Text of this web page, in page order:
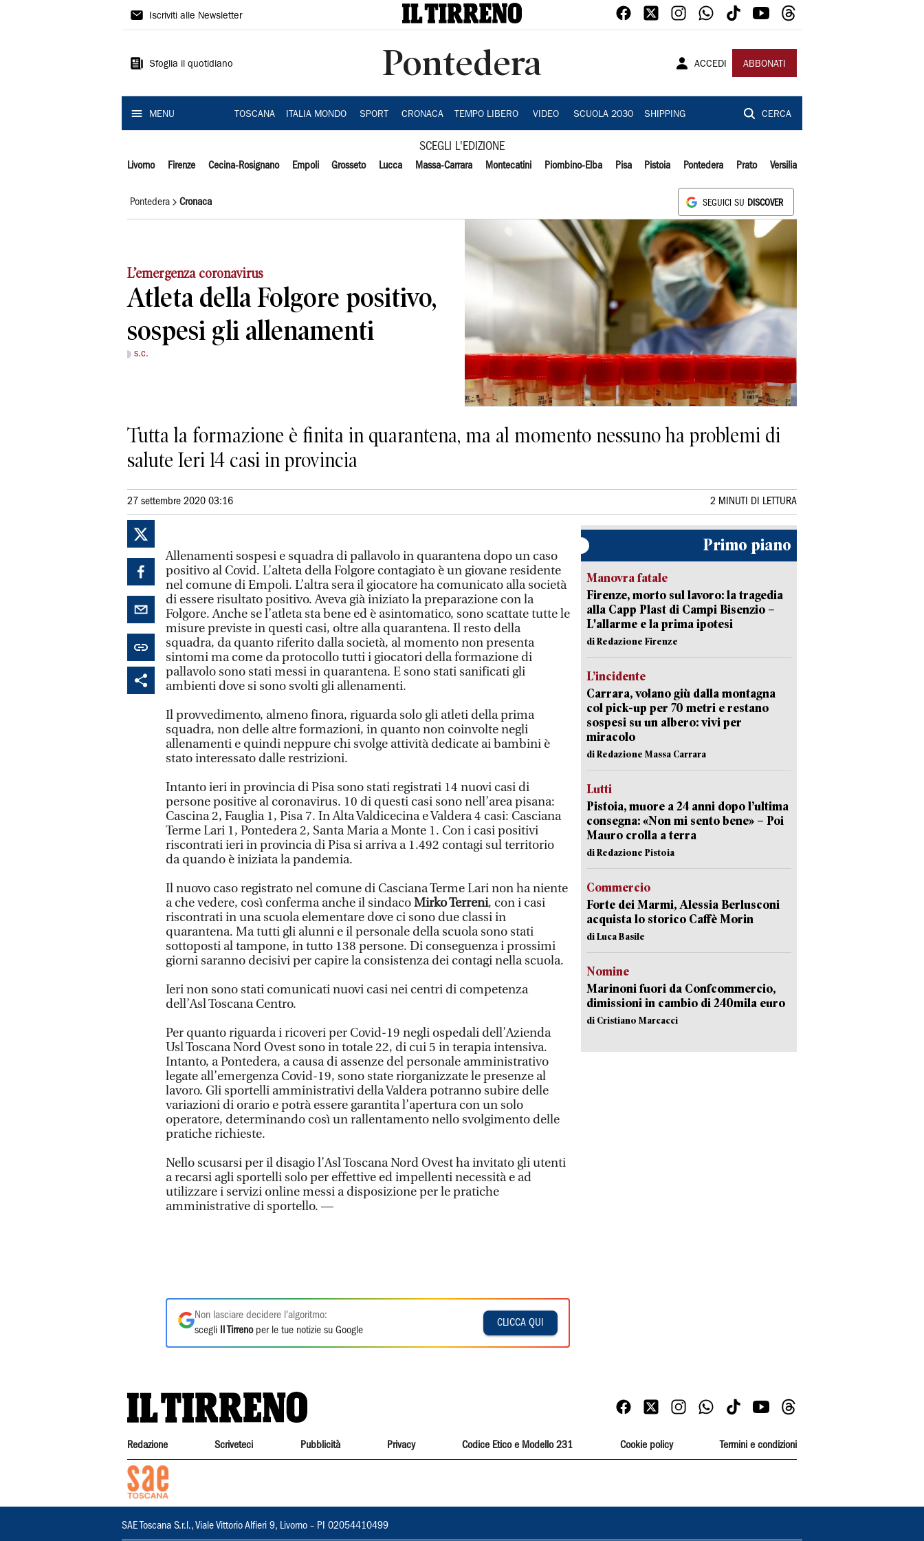
Il
Iscriviti alle Newsletter
Sfoglia il quotidiano Pontedera ACCEDI ABBONATI
MENU TOSCANA ITALIA MONDO SPORT CRONACA TEMPO LIBERO VIDEO SCUOLA 2030 SHIPPING CERCA
SCEGLI L'EDIZIONE
Livorno Firenze Cecina-Rosignano Empoli Grosseto Lucca Massa-Carrara Montecatini Piombino-Elba Pisa Pistoia Pontedera Prato Versilia
Pontedera Cronaca SEGUICI SU DISCOVER
L’emergenza coronavirus
Atleta della Folgore positivo,
sospesi gli allenamenti
s.c.
Tutta la formazione è finita in quarantena, ma al momento nessuno ha problemi di
salute Ieri 14 casi in provincia
27 settembre 2020 03:16 2 MINUTI DI LETTURA
Allenamenti sospesi e squadra di pallavolo in quarantena dopo un caso
positivo al Covid. L’alteta della Folgore contagiato è un giovane residente
nel comune di Empoli. L’altra sera il giocatore ha comunicato alla società
di essere risultato positivo. Aveva già iniziato la preparazione con la
Folgore. Anche se l’atleta sta bene ed è asintomatico, sono scattate tutte le
misure previste in questi casi, oltre alla quarantena. Il resto della
squadra, da quanto riferito dalla società, al momento non presenta
sintomi ma come da protocollo tutti i giocatori della formazione di
pallavolo sono stati messi in quarantena. E sono stati sanificati gli
ambienti dove si sono svolti gli allenamenti.
Il provvedimento, almeno finora, riguarda solo gli atleti della prima
squadra, non delle altre formazioni, in quanto non coinvolte negli
allenamenti e quindi neppure chi svolge attività dedicate ai bambini è
stato interessato dalle restrizioni.
Intanto ieri in provincia di Pisa sono stati registrati 14 nuovi casi di
persone positive al coronavirus. 10 di questi casi sono nell’area pisana:
Cascina 2, Fauglia 1, Pisa 7. In Alta Valdicecina e Valdera 4 casi: Casciana
Terme Lari 1, Pontedera 2, Santa Maria a Monte 1. Con i casi positivi
riscontrati ieri in provincia di Pisa si arriva a 1.492 contagi sul territorio
da quando è iniziata la pandemia.
Il nuovo caso registrato nel comune di Casciana Terme Lari non ha niente
a che vedere, così conferma anche il sindacoMirko Terreni, con i casi
riscontrati in una scuola elementare dove ci sono due classi in
quarantena. Ma tutti gli alunni e il personale della scuola sono stati
sottoposti al tampone, in tutto 138 persone. Di conseguenza i prossimi
giorni saranno decisivi per capire la consistenza dei contagi nella scuola.
Ieri non sono stati comunicati nuovi casi nei centri di competenza
dell’Asl Toscana Centro.
Per quanto riguarda i ricoveri per Covid-19 negli ospedali dell’Azienda
Usl Toscana Nord Ovest sono in totale 22, di cui 5 in terapia intensiva.
Intanto, a Pontedera, a causa di assenze del personale amministrativo
legate all’emergenza Covid-19, sono state riorganizzate le presenze al
lavoro. Gli sportelli amministrativi della Valdera potranno subire delle
variazioni di orario e potrà essere garantita l’apertura con un solo
operatore, determinando così un rallentamento nello svolgimento delle
pratiche richieste.
Nello scusarsi per il disagio l’Asl Toscana Nord Ovest ha invitato gli utenti
a recarsi agli sportelli solo per effettive ed impellenti necessità e ad
utilizzare i servizi online messi a disposizione per le pratiche
amministrative di sportello. —
Non lasciare decidere l'algoritmo:
scegli
Il Tirrenoper le tue notizie su Google
CLICCA QUI
Primo piano
Manovra fatale
Firenze, morto sul lavoro: la tragedia
alla Capp Plast di Campi Bisenzio –
L'allarme e la prima ipotesi
di Redazione Firenze
L’incidente
Carrara, volano giù dalla montagna
col pick-up per 70 metri e restano
sospesi su un albero: vivi per
miracolo
di Redazione Massa Carrara
Lutti
Pistoia, muore a 24 anni dopo l’ultima
consegna: «Non mi sento bene» – Poi
Mauro crolla a terra
di Redazione Pistoia
Commercio
Forte dei Marmi, Alessia Berlusconi
acquista lo storico Caffè Morin
di Luca Basile
Nomine
Marinoni fuori da Confcommercio,
dimissioni in cambio di 240mila euro
di Cristiano Marcacci
Redazione Scriveteci Pubblicità Privacy Codice Etico e Modello 231 Cookie policy Termini e condizioni
SAE Toscana S.r.l., Viale Vittorio Alfieri 9, Livorno – PI 02054410499